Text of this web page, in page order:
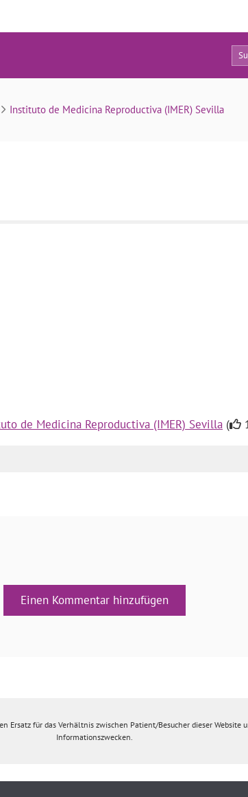
candela-gallardo 0
Instituto de Medicina Reproductiva (IMER) Sevilla
de Medicina Reproductiva (IMER) Sevilla (
Einen Kommentar hinzufügen
für das Verhältnis zwischen Patient/Besucher dieser Website
Informationszwecken.